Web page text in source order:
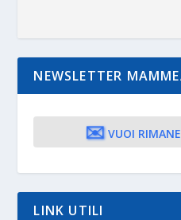
NEWSLETTER
✉️ VUOI
LINK UTILI